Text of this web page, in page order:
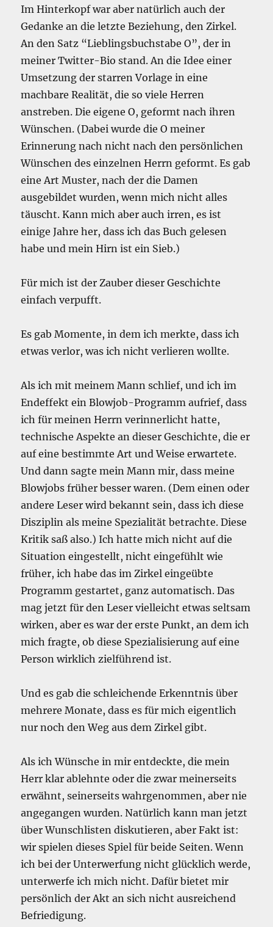
Im Hinterkopf war aber natürlich auch der
Gedanke an die letzte Beziehung, den Zirkel.
An den Satz “Lieblingsbuchstabe O”, der in
meiner Twitter-Bio stand. An die Idee einer
Umsetzung der starren Vorlage in eine
machbare Realität, die so viele Herren
anstreben. Die eigene O, geformt nach ihren
Wünschen. (Dabei wurde die O meiner
Erinnerung nach nicht nach den persönlichen
Wünschen des einzelnen Herrn geformt. Es gab
eine Art Muster, nach der die Damen
ausgebildet wurden, wenn mich nicht alles
täuscht. Kann mich aber auch irren, es ist
einige Jahre her, dass ich das Buch gelesen
habe und mein Hirn ist ein Sieb.)
Für mich ist der Zauber dieser Geschichte
einfach verpufft.
Es gab Momente, in dem ich merkte, dass ich
etwas verlor, was ich nicht verlieren wollte.
Als ich mit meinem Mann schlief, und ich im
Endeffekt ein Blowjob-Programm aufrief, dass
ich für meinen Herrn verinnerlicht hatte,
technische Aspekte an dieser Geschichte, die er
auf eine bestimmte Art und Weise erwartete.
Und dann sagte mein Mann mir, dass meine
Blowjobs früher besser waren. (Dem einen oder
andere Leser wird bekannt sein, dass ich diese
Disziplin als meine Spezialität betrachte. Diese
Kritik saß also.) Ich hatte mich nicht auf die
Situation eingestellt, nicht eingefühlt wie
früher, ich habe das im Zirkel eingeübte
Programm gestartet, ganz automatisch. Das
mag jetzt für den Leser vielleicht etwas seltsam
wirken, aber es war der erste Punkt, an dem ich
mich fragte, ob diese Spezialisierung auf eine
Person wirklich zielführend ist.
Und es gab die schleichende Erkenntnis über
mehrere Monate, dass es für mich eigentlich
nur noch den Weg aus dem Zirkel gibt.
Als ich Wünsche in mir entdeckte, die mein
Herr klar ablehnte oder die zwar meinerseits
erwähnt, seinerseits wahrgenommen, aber nie
angegangen wurden. Natürlich kann man jetzt
über Wunschlisten diskutieren, aber Fakt ist:
wir spielen dieses Spiel für beide Seiten. Wenn
ich bei der Unterwerfung nicht glücklich werde,
unterwerfe ich mich nicht. Dafür bietet mir
persönlich der Akt an sich nicht ausreichend
Befriedigung.